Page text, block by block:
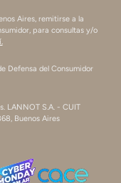
Aires, remitirse a la
para consultas y/o
Defensa del Consumidor
LANNOT S.A. - CUIT
Buenos Aires